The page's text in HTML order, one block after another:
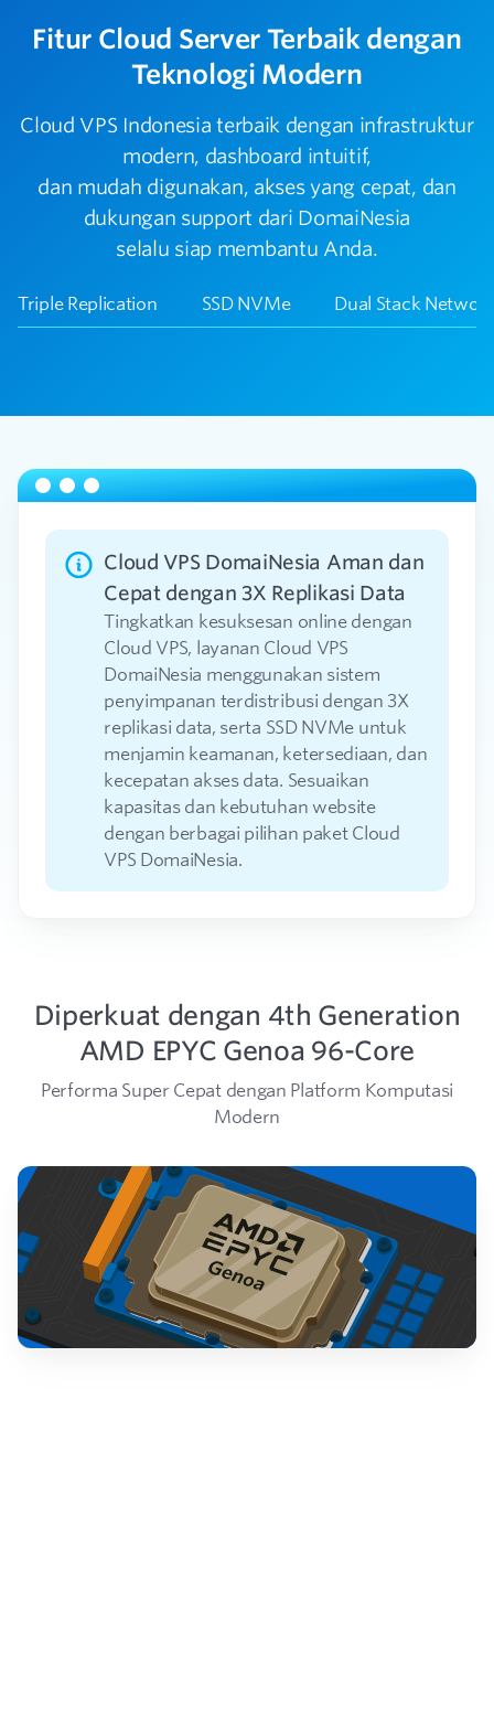
Fitur Cloud Server Terbaik dengan
Teknologi Modern
Cloud VPS Indonesia terbaik dengan infrastruktur
modern, dashboard intuitif,
dan mudah digunakan, akses yang cepat, dan
dukungan support dari DomaiNesia
selalu siap membantu Anda.
Triple Replication SSD NVMe Dual Stack
Cloud VPS DomaiNesia Aman dan
Cepat dengan 3X Replikasi Data
Tingkatkan kesuksesan online dengan
Cloud VPS, layanan Cloud VPS
DomaiNesia menggunakan sistem
penyimpanan terdistribusi dengan 3X
replikasi data, serta SSD NVMe untuk
menjamin keamanan, ketersediaan, dan
kecepatan akses data. Sesuaikan
kapasitas dan kebutuhan website
dengan berbagai pilihan paket Cloud
VPS DomaiNesia.
Diperkuat dengan 4th Generation
AMD EPYC Genoa 96-Core
Performa Super Cepat dengan Platform Komputasi
Modern